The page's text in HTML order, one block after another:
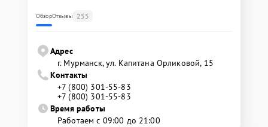
ОбзорОтзывы 255
Адрес
г. Мурманск, ул. Капитана Орликовой, 15
Контакты
+7 (800) 301-55-83
+7 (800) 301-55-83
Время работы
Работаем с 09:00 до 21:00